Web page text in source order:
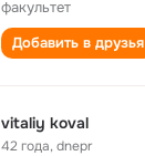
факультет
Добавить в друзья
vitaliy koval
42 года,dnepr